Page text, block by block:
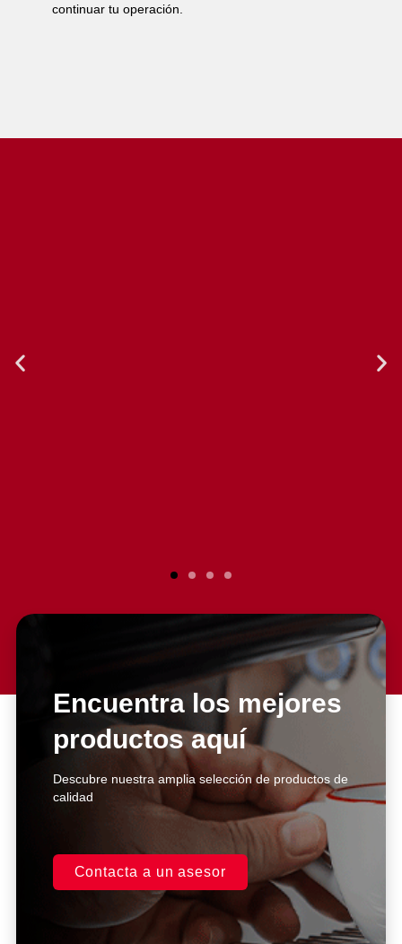
continuar tu operación.
Compré la licuadora hace un par
de años, y he realizado
reparaciones con ellos. Siempre
me atienden de manera inmediata
y super personalizada.
Excelentes asesores.
Casa Kooch
DLH
Encuentra los mejores
productos aquí
Descubre nuestra amplia selección de productos de
calidad
Contacta a un asesor